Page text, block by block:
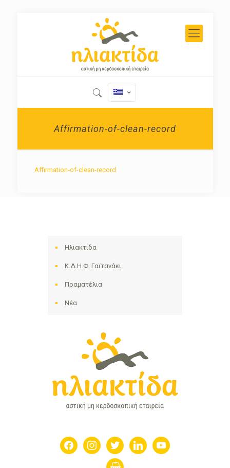
Affirmation-of-clean-record
Affirmation-of-clean-record
Ηλιακτίδα
Κ.Δ.Η.Φ. Γαϊτανάκι
Πραματέλια
Νέα
facebookinstagramtwitter linkedin youtube
shopping-